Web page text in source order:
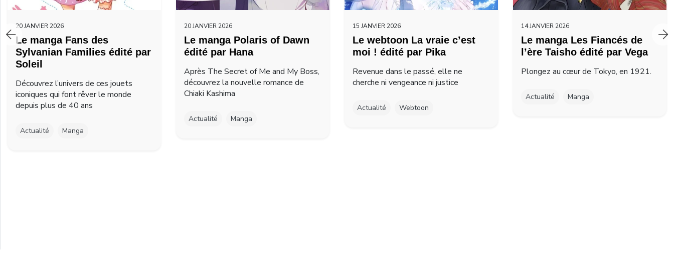
20 JANVIER 2026
Le manga Fans des
Sylvanian Families édité par
Soleil
Découvrez l’univers de ces jouets
iconiques qui font rêver le monde
depuis plus de 40 ans
Actualité Manga
20 JANVIER 2026
Le manga Polaris of Dawn
édité par Hana
Après The Secret of Me and My Boss,
découvrez la nouvelle romance de
Chiaki Kashima
Actualité Manga
15 JANVIER 2026
Le webtoon La vraie c’est
moi ! édité par Pika
Revenue dans le passé, elle ne
cherche ni vengeance ni justice
Actualité Webtoon
14 JANVIER 2026
Le manga Les Fiancés de
l’ère Taisho édité par Vega
Plongez au cœur de Tokyo, en 1921.
Actualité Manga